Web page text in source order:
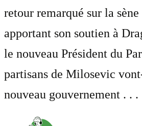
retour remarqué sur la
apportant son soutien à
le nouveau Président du
partisans de Milosevic
nouveau gouvernement . . .